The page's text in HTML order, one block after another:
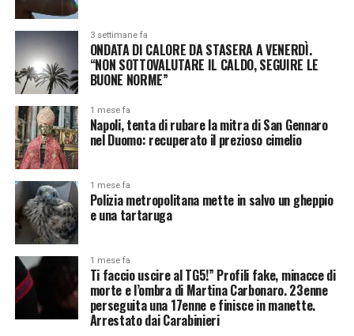
3 settimane fa
ONDATA DI CALORE DA STASERA A VENERDÌ.
“NON SOTTOVALUTARE IL CALDO, SEGUIRE LE
BUONE NORME”
1 mese fa
Napoli, tenta di rubare la mitra di San Gennaro
nel Duomo: recuperato il prezioso cimelio
1 mese fa
Polizia metropolitana mette in salvo un gheppio
e una tartaruga
1 mese fa
Ti faccio uscire al TG5!” Profili fake, minacce di
morte e l’ombra di Martina Carbonaro. 23enne
perseguita una 17enne e finisce in manette.
Arrestato dai Carabinieri